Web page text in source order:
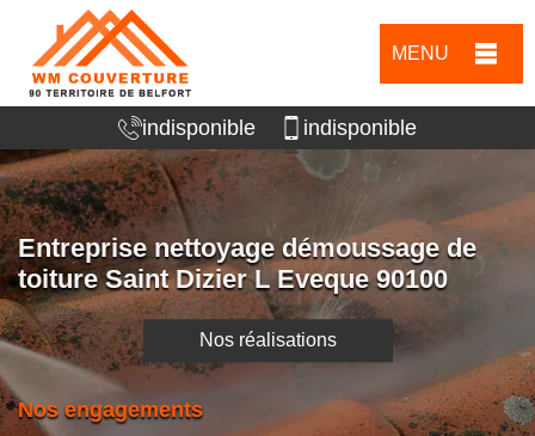
MENU
indisponible indisponible
Entreprise nettoyage démoussage de
toiture Saint Dizier L Eveque 90100
Nos réalisations
Nos engagements